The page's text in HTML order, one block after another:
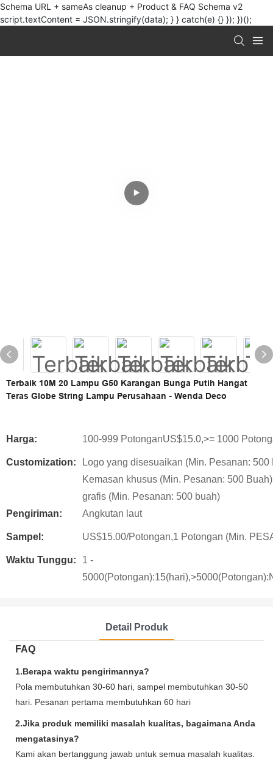
Schema URL + sameAs cleanup + Product & FAQ Schema v2
script.textContent = JSON.stringify(data); } } catch(e) {} }); })();
Terbaik 10M 20 Lampu G50 Karangan Bunga Putih Hangat
Teras Globe String Lampu Perusahaan - Wenda Deco
Harga: 100-999 PotonganUS$15.0,>= 1000
Customization:
Logo yang disesuaikan (Min. Pesanan: 500
Kemasan khusus (Min. Pesanan: 500
grafis (Min. Pesanan: 500 buah)
Pengiriman:
Angkutan laut
Sampel: US$15.00/Potongan,1 Potongan (Min.
Waktu Tunggu:
1 -
Detail Produk
FAQ
1.Berapa waktu pengirimannya?
Pola membutuhkan 30-60 hari, sampel membutuhkan 30-50
hari. Pesanan pertama membutuhkan 60 hari
2.Jika produk memiliki masalah kualitas, bagaimana Anda
mengatasinya?
Kami akan bertanggung jawab untuk semua masalah kualitas.